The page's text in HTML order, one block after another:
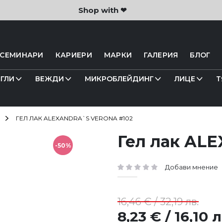
Shop with ❤
КАРИЕРИ МАРКИ ГАЛЕРИЯ БЛОГ
ВЕЖДИ МИКРОБЛЕЙДИНГ ЛИЦЕ
ГЕЛ ЛАК ALEXANDRA`S VERONA #102
Гел лак
рейтинг: Добави мнение
8,23 € / 16,10
16,46 € / 32,19 лв.
-50%